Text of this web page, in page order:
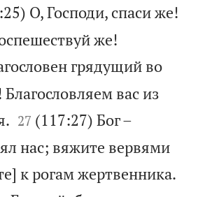
О, Господи, спаси же!
же!
грядущий во
вас из


27 (117:27) Бог –
нас; вяжите вервями
к рогам жертвенника.